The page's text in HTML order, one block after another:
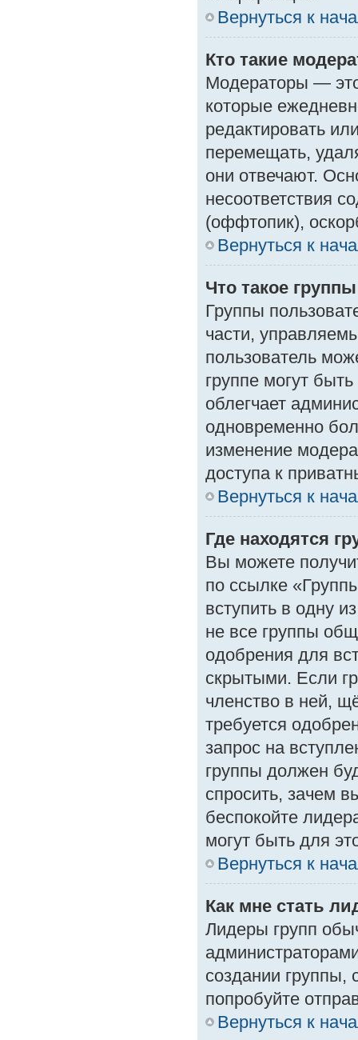
Вернуться к
Кто такие
Модераторы —
которые
редактировать
перемещать,
они отвечают.
несоответствия
(оффтопик),
Вернуться к
Что такое
Группы
части,
пользователь
группе могут
облегчает
одновременно
изменение
доступа к
Вернуться к
Где находятся
Вы можете
по ссылке
вступить в одну
не все группы
одобрения для
скрытыми. Если
членство в ней,
требуется
запрос на
группы должен
спросить, зачем
беспокойте
могут быть для
Вернуться к
Как мне стать
Лидеры групп
создании группы,
попробуйте
Вернуться к